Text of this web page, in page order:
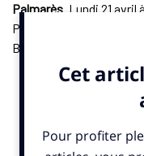
Palmarès. Lundi 21 avril
Prix Laureus 2025 a
Biles et le perchiste
comme meilleurs
brillé à domicile. Le
Lamine Yamal a reçu le
saluent des